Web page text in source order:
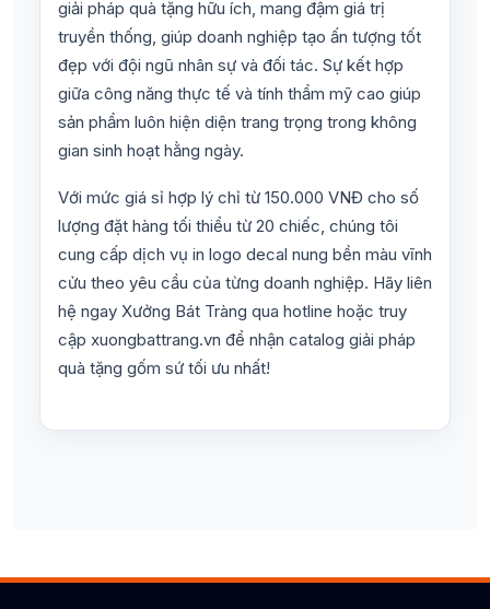
giải pháp quà tặng hữu ích, mang đậm giá trị
truyền thống, giúp doanh nghiệp tạo ấn tượng tốt
đẹp với đội ngũ nhân sự và đối tác. Sự kết hợp
giữa công năng thực tế và tính thẩm mỹ cao giúp
sản phẩm luôn hiện diện trang trọng trong không
gian sinh hoạt hằng ngày.
Với mức giá sỉ hợp lý chỉ từ 150.000 VNĐ cho số
lượng đặt hàng tối thiểu từ 20 chiếc, chúng tôi
cung cấp dịch vụ in logo decal nung bền màu vĩnh
cửu theo yêu cầu của từng doanh nghiệp. Hãy liên
hệ ngay Xưởng Bát Tràng qua hotline hoặc truy
cập xuongbattrang.vn để nhận catalog giải pháp
quà tặng gốm sứ tối ưu nhất!